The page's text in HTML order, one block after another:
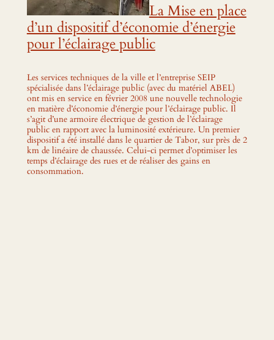
La Mise en place
d’un dispositif d’économie d’énergie
pour l’éclairage public
Les services techniques de la ville et l’entreprise SEIP
spécialisée dans l’éclairage public (avec du matériel ABEL)
ont mis en service en février 2008 une nouvelle technologie
en matière d’économie d’énergie pour l’éclairage public. Il
s’agit d’une armoire électrique de gestion de l’éclairage
public en rapport avec la luminosité extérieure. Un premier
dispositif a été installé dans le quartier de Tabor, sur près de 2
km de linéaire de chaussée. Celui-ci permet d’optimiser les
temps d’éclairage des rues et de réaliser des gains en
consommation.